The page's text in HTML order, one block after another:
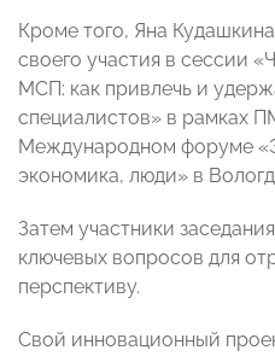
Кроме того, Яна
своего участия в сессии
МСП: как привлечь и
специалистов» в рамках
Международном форуме
экономика, люди» в
Затем участники
ключевых вопросов для
перспективу.
Свой инновационный